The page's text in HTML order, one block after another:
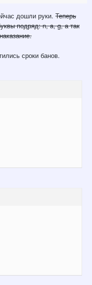
дошли руки. Теперь
подряд: n, a, g, а так
сроки банов.